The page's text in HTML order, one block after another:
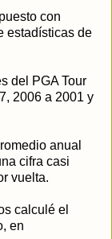
con
estadísticas de
del PGA Tour
2006 a 2001 y
anual
cifra casi
vuelta.
calculé el
en